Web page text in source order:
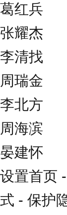
葛红兵
张耀杰
李清找
周瑞金
李北方
周海滨
晏建怀
设置首页 -
式 - 保护